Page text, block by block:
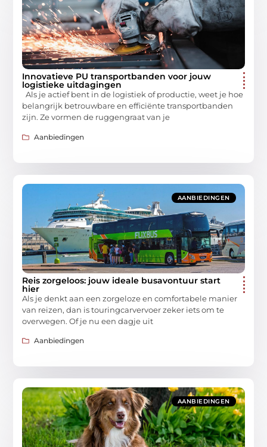
Innovatieve PU transportbanden voor jouw
logistieke uitdagingen
Als je actief bent in de logistiek of productie, weet je hoe
belangrijk betrouwbare en efficiënte transportbanden
zijn. Ze vormen de ruggengraat van je
Aanbiedingen
AANBIEDINGEN
Reis zorgeloos: jouw ideale busavontuur start
hier
Als je denkt aan een zorgeloze en comfortabele manier
van reizen, dan is touringcarvervoer zeker iets om te
overwegen. Of je nu een dagje uit
Aanbiedingen
AANBIEDINGEN